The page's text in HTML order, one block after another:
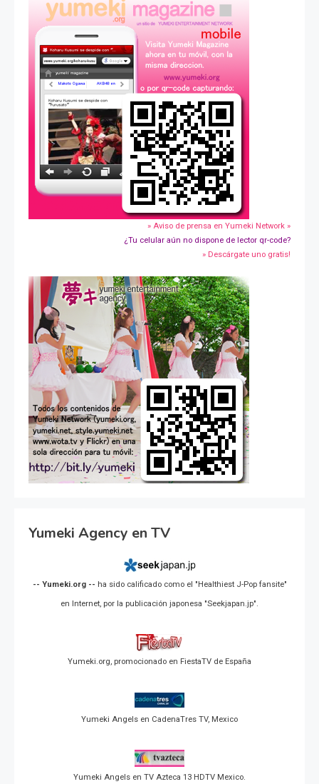
» Aviso de prensa en Yumeki Network »
¿Tu celular aún no dispone de lector qr-code?
» Descárgate uno gratis!
Yumeki Agency en TV
-- Yumeki.org -- ha sido calificado como el "Healthiest J-Pop fansite"
en Internet, por la publicación japonesa "Seekjapan.jp".
Yumeki.org, promocionado en FiestaTV de España
Yumeki Angels en CadenaTres TV, Mexico
Yumeki Angels en TV Azteca 13 HDTV Mexico.